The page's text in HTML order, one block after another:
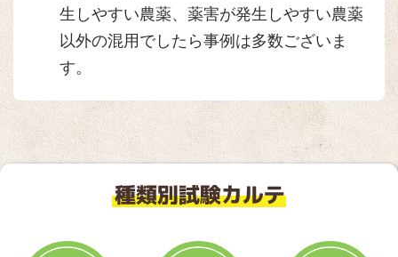
生しやすい農薬、薬害が発生しやすい農薬
以外の混用でしたら事例は多数ございま
す。